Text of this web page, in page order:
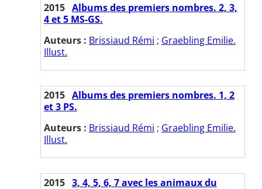
2015 Albums des premiers nombres. 2, 3,
4 et 5 MS-GS.
Auteurs : Brissiaud Rémi ; Graebling Emilie.
Illust.
2015 Albums des premiers nombres. 1, 2
et 3 PS.
Auteurs : Brissiaud Rémi ; Graebling Emilie.
Illust.
2015 3, 4, 5, 6, 7 avec les animaux du